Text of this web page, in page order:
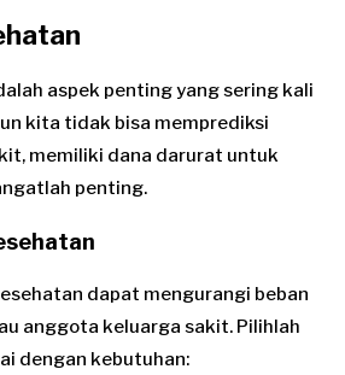
aspek penting yang sering kali
kita tidak bisa memprediksi
memiliki dana darurat untuk
penting.
dapat mengurangi beban
anggota keluarga sakit. Pilihlah
dengan kebutuhan: